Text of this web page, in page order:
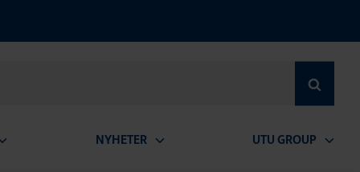
NYHETER UTU GROUP